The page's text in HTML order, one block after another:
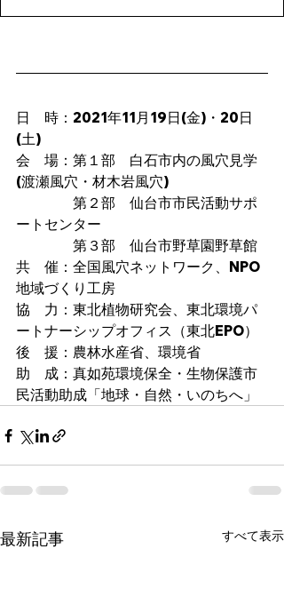
日　時：2021年11月19日(金)・20日
(土)
会　場：第１部　白石市内の風穴見学
(渡瀬風穴・材木岩風穴)
第２部　仙台市市民活動サポ
ートセンター
第３部　仙台市野草園野草館
共　催：全国風穴ネットワーク、NPO
地域づくり工房
協　力：東北植物研究会、東北環境パ
ートナーシップオフィス（東北EPO）
後　援：農林水産省、環境省
助　成：真如苑環境保全・生物保護市
民活動助成「地球・自然・いのちへ」
最新記事 すべて表示